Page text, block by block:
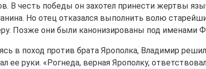
В честь победы он захотел принести жертвы
Но отец отказался выполнить волю
Позже они были канонизированы под именами
в поход против брата Ярополка, Владимир
ее руки. «Рогнеда, верная Ярополку,